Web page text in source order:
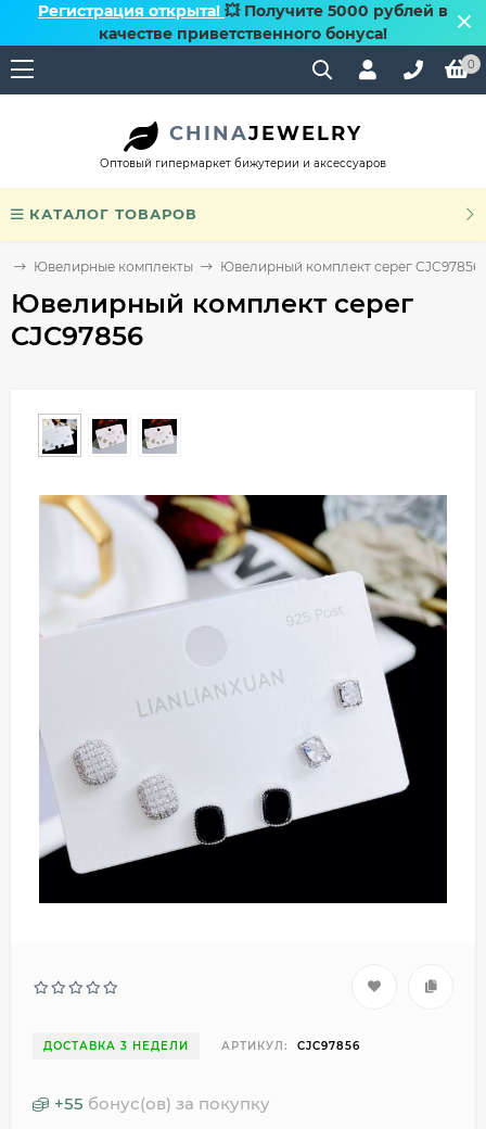
Регистрация открыта! 💥 Получите 5000 рублей в
качестве приветственного бонуса!
0
CHINAJEWELRY
Оптовый гипермаркет бижутерии и аксессуаров
КАТАЛОГ ТОВАРОВ
Ювелирные комплекты Ювелирный комплект серег CJC97856
Ювелирный комплект серег
CJC97856
ДОСТАВКА 3 НЕДЕЛИ АРТИКУЛ: CJC97856
+55 бонус(ов) за покупку